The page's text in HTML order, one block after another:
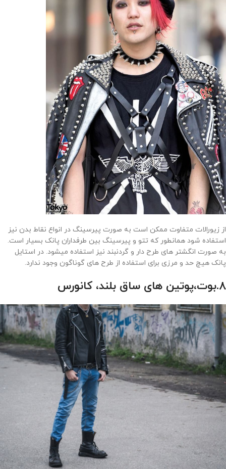
از زیورالات متفاوت ممکن است به صورت پیرسینگ در انواع نقاط بدن نیز
استفاده شود همانطور که تتو و پیرسینگ بین طرفداران پانک بسیار است.
به صورت انگشتر های طرح دار و گردنبند نیز استفاده میشود. در استایل
پانک هیچ حد و مرزی برای استفاده از طرح های گوناگون وجود ندارد.
8.بوت،پوتین های ساق بلند، کانورس